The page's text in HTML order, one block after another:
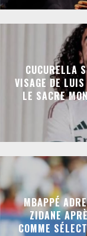
CUCURELLA
VISAGE DE
LE SACRE
MBAPPÉ
ZIDANE
COMME